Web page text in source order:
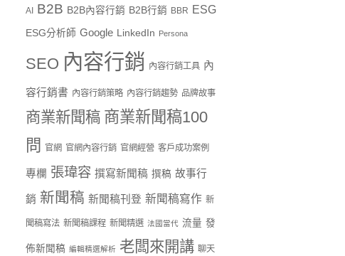
AI B2B B2B內容行銷 B2B行銷 BBR ESG
ESG分析師 Google LinkedIn Persona
SEO 內容行銷 內容行銷工具 內
容行銷書 內容行銷策略 內容行銷趨勢 品牌故事
商業新聞稿 商業新聞稿100
問
官網 官網內容行銷 官網經營 客戶成功案例
專欄 張瑋容 撰寫新聞稿 撰稿 故事行
銷 新聞稿 新聞稿刊登 新聞稿寫作 新
聞稿寫法 新聞稿課程 新聞精選 法國當代 流量 發
佈新聞稿 編輯精選解析 老闆來開講 聊天